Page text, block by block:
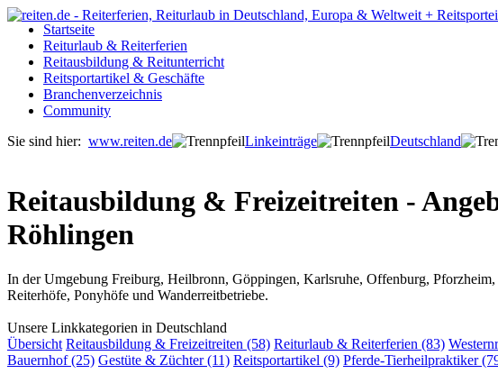
Startseite
Reiturlaub & Reiterferien
Reitausbildung & Reitunterricht
Reitsportartikel & Geschäfte
Branchenverzeichnis
Community
Sie sind hier: www.reiten.de Linkeinträge Deutschland
Reitausbildung & Freizeitreiten -
Röhlingen
In der Umgebung Freiburg, Heilbronn, Göppingen, Karlsruhe, Offenburg,
Reiterhöfe, Ponyhöfe und Wanderreitbetriebe.
Unsere Linkkategorien in Deutschland
Übersicht Reitausbildung & Freizeitreiten (58) Reiturlaub & Reiterferien (83)
Bauernhof (25) Gestüte & Züchter (11) Reitsportartikel (9) Pferde-Tierheilpraktiker